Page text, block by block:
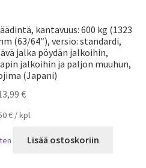
kantavuus: 600 kg (1323
(63/64″), versio: standardi,
jalka pöydän jalkoihin,
jalkoihin ja paljon muuhun,
(Japani)
€
€/kpl.
Lisää ostoskoriin